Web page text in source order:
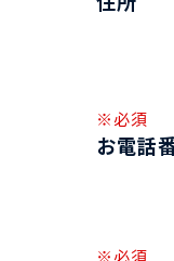
※必須
お電話
※必須